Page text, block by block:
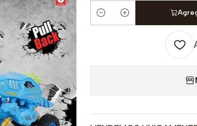
Cantidad